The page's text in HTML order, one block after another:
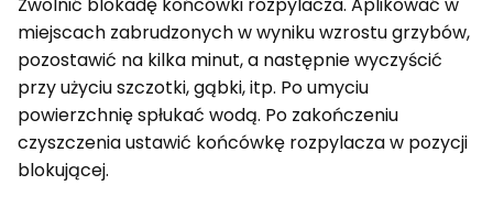
miejscach zabrudzonych w wyniku wzrostu grzybów,
pozostawić na kilka minut, a następnie wyczyścić
przy użyciu szczotki, gąbki, itp. Po umyciu
powierzchnię spłukać wodą. Po zakończeniu
czyszczenia ustawić końcówkę rozpylacza w pozycji
blokującej.